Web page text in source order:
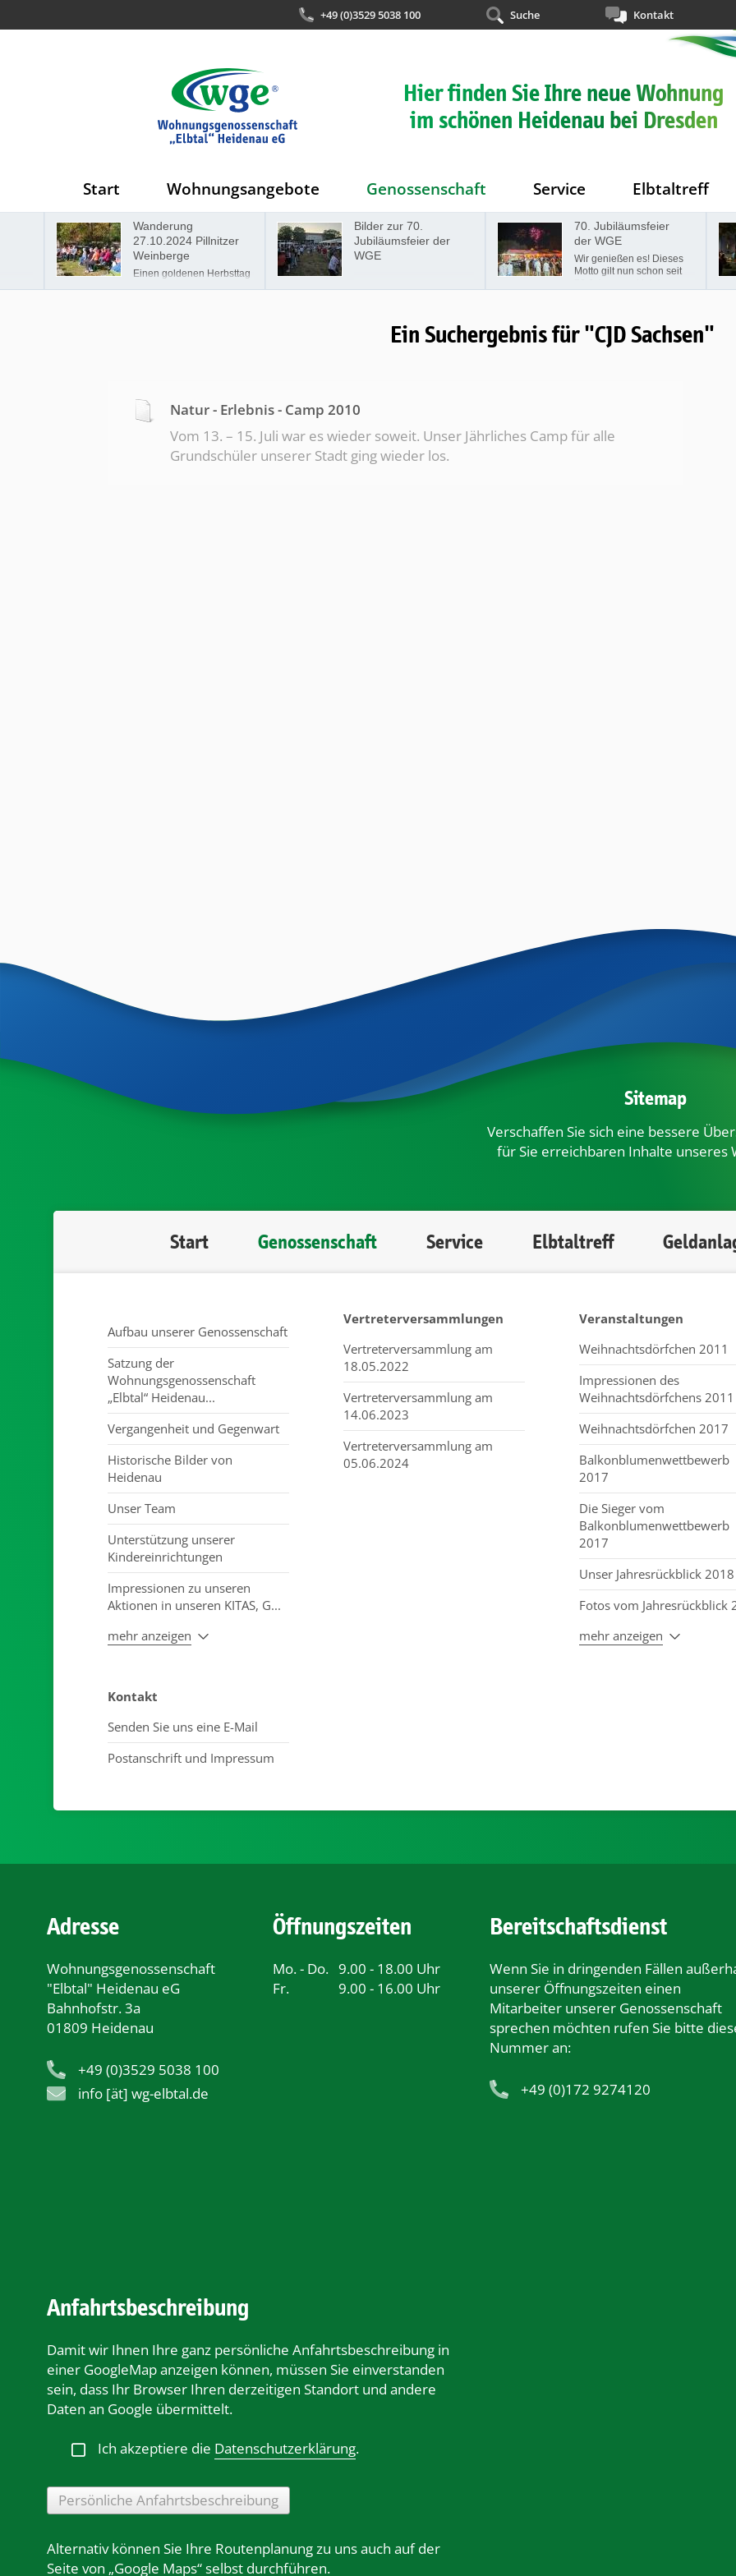
+49 (0)3529 5038 100 Suche Kontakt
Hier finden Sie Ihre neue Wohnung
im schönen Heidenau bei Dresden
Start Wohnungsangebote Genossenschaft Service Elbtaltreff
Wanderung
27.10.2024 Pillnitzer
Weinberge
Einen goldenen Herbsttag
Bilder zur 70.
Jubiläumsfeier der
WGE
70. Jubiläumsfeier
der WGE
Wir genießen es! Dieses
Motto gilt nun schon seit
jeher. Am Samstag, den
07.09.2024, fand auf der
Ein Suchergebnis für "CJD Sachsen"
Natur - Erlebnis - Camp 2010
Vom 13. – 15. Juli war es wieder soweit. Unser Jährliches Camp für alle
Grundschüler unserer Stadt ging wieder los.
Sitemap
Verschaffen Sie sich eine bessere
für Sie erreichbaren Inhalte unseres
Start Genossenschaft Service Elbtaltreff
Aufbau unserer Genossenschaft
Satzung der
Wohnungsgenossenschaft
„Elbtal“ Heidenau...
Vergangenheit und Gegenwart
Historische Bilder von
Heidenau
Unser Team
Unterstützung unserer
Kindereinrichtungen
Impressionen zu unseren
Aktionen in unseren KITAS, G...
mehr anzeigen
Vertreterversammlungen
Vertreterversammlung am
18.05.2022
Vertreterversammlung am
14.06.2023
Vertreterversammlung am
05.06.2024
Veranstaltungen
Weihnachtsdörfchen 2011
Impressionen des
Weihnachtsdörfchens 2011
Weihnachtsdörfchen 2017
Balkonblumenwettbewerb
2017
Die Sieger vom
Balkonblumenwettbewerb
2017
Unser Jahresrückblick 2018
Fotos vom Jahresrückblick
mehr anzeigen
Kontakt
Senden Sie uns eine E-Mail
Postanschrift und Impressum
Adresse
Wohnungsgenossenschaft
"Elbtal" Heidenau eG
Bahnhofstr. 3a
01809 Heidenau
+49 (0)3529 5038 100
info [ät] wg-elbtal.de
Öffnungszeiten
Mo. - Do. 9.00 - 18.00 Uhr
Fr.
9.00 - 16.00 Uhr
Bereitschaftsdienst
Wenn Sie in dringenden Fällen
unserer Öﬀnungszeiten einen
Mitarbeiter unserer Genossenschaft
sprechen möchten rufen Sie bitte
Nummer an:
+49 (0)172 9274120
Anfahrtsbeschreibung
Damit wir Ihnen Ihre ganz persönliche Anfahrtsbeschreibung in
einer GoogleMap anzeigen können, müssen Sie einverstanden
sein, dass Ihr Browser Ihren derzeitigen Standort und andere
Daten an Google übermittelt.
Ich akzeptiere die Datenschutzerklärung.
Persönliche Anfahrtsbeschreibung
Alternativ können Sie Ihre Routenplanung zu uns auch auf der
Seite von „Google Maps“ selbst durchführen.